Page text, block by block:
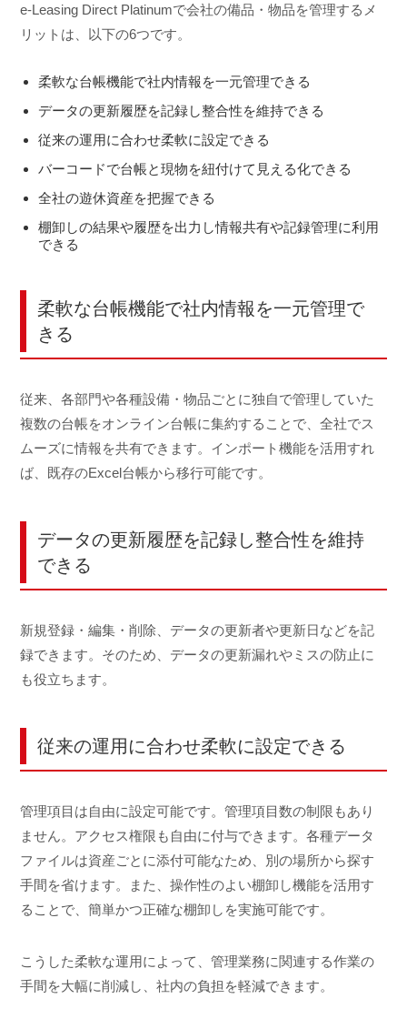
e-Leasing Direct Platinumで会社の備品・物品を管理するメ
リットは、以下の6つです。
柔軟な台帳機能で社内情報を一元管理できる
データの更新履歴を記録し整合性を維持できる
従来の運用に合わせ柔軟に設定できる
バーコードで台帳と現物を紐付けて見える化できる
全社の遊休資産を把握できる
棚卸しの結果や履歴を出力し情報共有や記録管理に利用
できる
柔軟な台帳機能で社内情報を一元管理で
きる
従来、各部門や各種設備・物品ごとに独自で管理していた
複数の台帳をオンライン台帳に集約することで、全社でス
ムーズに情報を共有できます。インポート機能を活用すれ
ば、既存のExcel台帳から移行可能です。
データの更新履歴を記録し整合性を維持
できる
新規登録・編集・削除、データの更新者や更新日などを記
録できます。そのため、データの更新漏れやミスの防止に
も役立ちます。
従来の運用に合わせ柔軟に設定できる
管理項目は自由に設定可能です。管理項目数の制限もあり
ません。アクセス権限も自由に付与できます。各種データ
ファイルは資産ごとに添付可能なため、別の場所から探す
手間を省けます。また、操作性のよい棚卸し機能を活用す
ることで、簡単かつ正確な棚卸しを実施可能です。
こうした柔軟な運用によって、管理業務に関連する作業の
手間を大幅に削減し、社内の負担を軽減できます。